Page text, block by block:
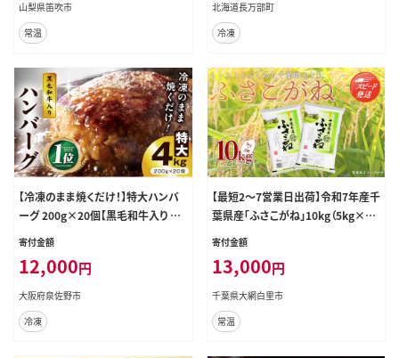
山梨県笛吹市
常温
北海道長万部町
冷凍
【冷凍のまま焼くだけ！】特大ハンバ
ーグ 200g×20個【黒毛和牛入り BI
Gサイズ ハンバーグ 小分け 惣菜 冷
凍 牛肉 豚肉 はんばーぐ 一人暮らし
時短 簡単調理】 CFX0087
寄付金額
12,000円
大阪府泉佐野市
冷凍
【最短2～7営業日出荷】令和7年産千
葉県産「ふさこがね」10kg（5kg×2
袋） お米 10kg 千葉県産 大網白里
市 ふさこがね 米 精米 こめ 送料無
料 A004
寄付金額
13,000円
千葉県大網白里市
常温